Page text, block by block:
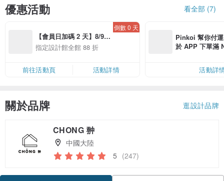
優惠活動 看全部 (7)
【會員日加碼 2 天】8/9-
8/10 精選設計限定 88 折
指定設計館全館 88 折
倒數 0 天
前往活動頁 活動詳情
Pinkoi 幫你付
於 APP 下單滿
活動詳
關於品牌 逛設計品牌
CHONG 翀
中國大陸
5 (247)